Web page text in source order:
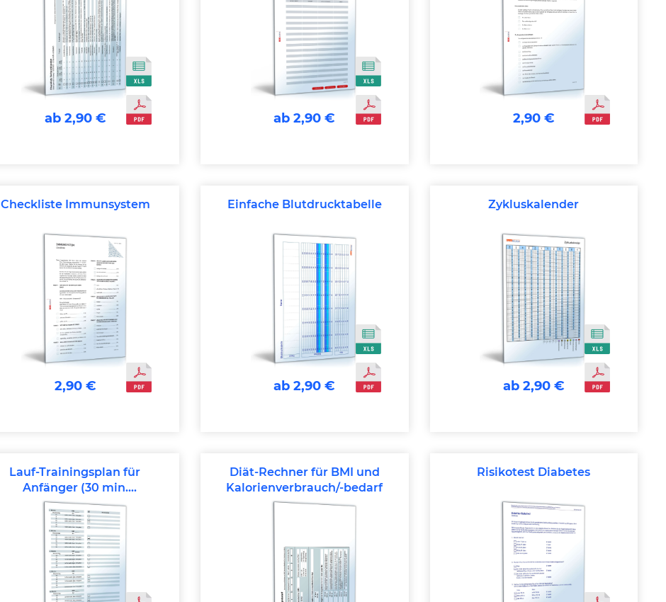
ab 2,90 € ab 2,90 € 2,90 €
Checkliste Immunsystem
2,90 €
Einfache Blutdrucktabelle
ab 2,90 €
Zykluskalender
ab 2,90 €
Lauf-Trainingsplan für
Anfänger (30 min.
durchjoggen)
Diät-Rechner für BMI und
Kalorienverbrauch/-bedarf
Risikotest Diabetes